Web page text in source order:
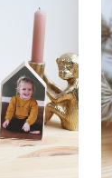
variaties.
gekozen